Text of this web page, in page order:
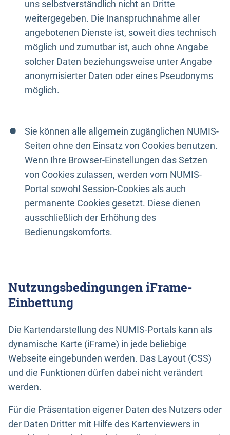
uns selbstverständlich nicht an Dritte
weitergegeben. Die Inanspruchnahme aller
angebotenen Dienste ist, soweit dies technisch
möglich und zumutbar ist, auch ohne Angabe
solcher Daten beziehungsweise unter Angabe
anonymisierter Daten oder eines Pseudonyms
möglich.
Sie können alle allgemein zugänglichen NUMIS-
Seiten ohne den Einsatz von Cookies benutzen.
Wenn Ihre Browser-Einstellungen das Setzen
von Cookies zulassen, werden vom NUMIS-
Portal sowohl Session-Cookies als auch
permanente Cookies gesetzt. Diese dienen
ausschließlich der Erhöhung des
Bedienungskomforts.
Nutzungsbedingungen iFrame-
Einbettung
Die Kartendarstellung des NUMIS-Portals kann als
dynamische Karte (iFrame) in jede beliebige
Webseite eingebunden werden. Das Layout (CSS)
und die Funktionen dürfen dabei nicht verändert
werden.
Für die Präsentation eigener Daten des Nutzers oder
der Daten Dritter mit Hilfe des Kartenviewers in